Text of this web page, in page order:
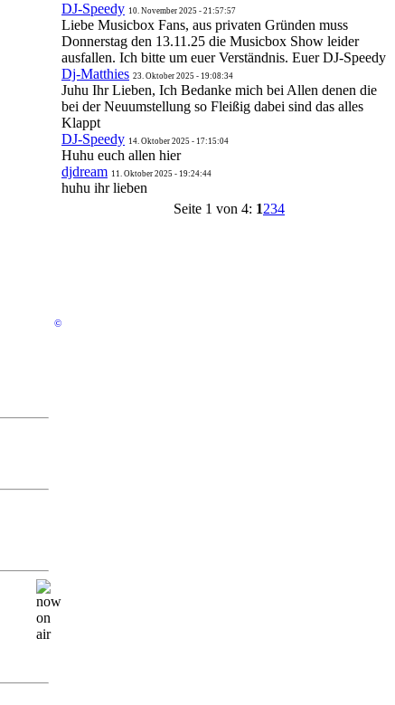
©
DJ-Speedy 10. November 2025 - 21:57:57
Liebe Musicbox Fans, aus privaten Gründen muss
Donnerstag den 13.11.25 die Musicbox Show leider
ausfallen. Ich bitte um euer Verständnis. Euer DJ-Speedy
Dj-Matthies 23. Oktober 2025 - 19:08:34
Juhu Ihr Lieben, Ich Bedanke mich bei Allen denen die
bei der Neuumstellung so Fleißig dabei sind das alles
Klappt
DJ-Speedy 14. Oktober 2025 - 17:15:04
Huhu euch allen hier
djdream 11. Oktober 2025 - 19:24:44
huhu ihr lieben
Seite 1 von 4: 1234